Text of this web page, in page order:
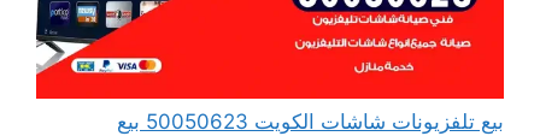
بيع تلفزيونات شاشات الكويت 50050623 بيع